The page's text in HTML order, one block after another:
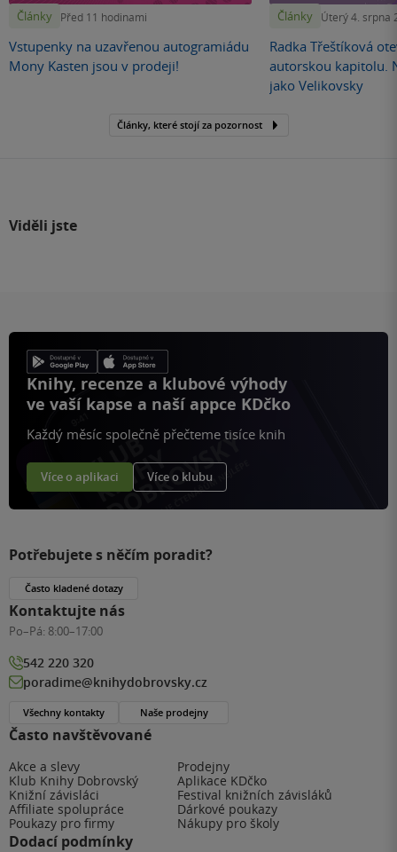
Články Před 11 hodinami
Vstupenky na uzavřenou autogramiádu
Mony Kasten jsou v prodeji!
Články Úterý 4. srpna
Radka Třeštíková
autorskou kapitolu.
jako Velikovsky
Články, které stojí za pozornost
Viděli jste
Knihy, recenze a klubové výhody
ve vaší kapse a naší appce KDčko
Každý měsíc společně přečteme tisíce knih
Více o aplikaci Více o klubu
Často navštěvované
Akce a slevy
Prodejny
Klub Knihy Dobrovský
Aplikace KDčko
Knižní závisláci
Festival knižních závisláků
Affiliate spolupráce
Dárkové poukazy
Poukazy pro firmy
Nákupy pro školy
Dodací podmínky
Potřebujete s něčím poradit?
Často kladené dotazy
Kontaktujte nás
Po–Pá: 8:00–17:00
542 220 320
poradime@knihydobrovsky.cz
Všechny kontakty Naše prodejny